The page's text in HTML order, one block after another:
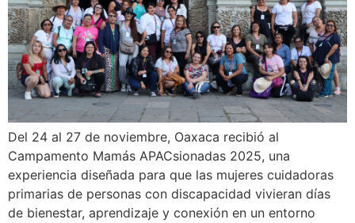
Del 24 al 27 de noviembre, Oaxaca recibió al
Campamento Mamás APACsionadas 2025, una
experiencia diseñada para que las mujeres cuidadoras
primarias de personas con discapacidad vivieran días
de bienestar, aprendizaje y conexión en un entorno